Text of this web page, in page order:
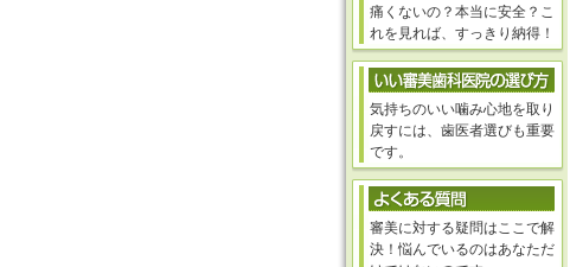
痛くないの？本当に安全？こ
れを見れば、すっきり納得！
気持ちのいい噛み心地を取り
戻すには、歯医者選びも重要
です。
審美に対する疑問はここで解
決！悩んでいるのはあなただ